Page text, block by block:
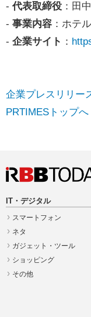
- 代表取締役 ：田
- 事業内容 ：ホテ
- 企業サイト ：
企業プレスリリー
PRTIMESトップへ
IT・デジタル
スマートフォン
ネタ
ガジェット・ツール
ショッピング
その他